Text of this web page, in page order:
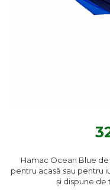
Hamac Ocean Blue de
pentru acasă sau pentru
și dispune de